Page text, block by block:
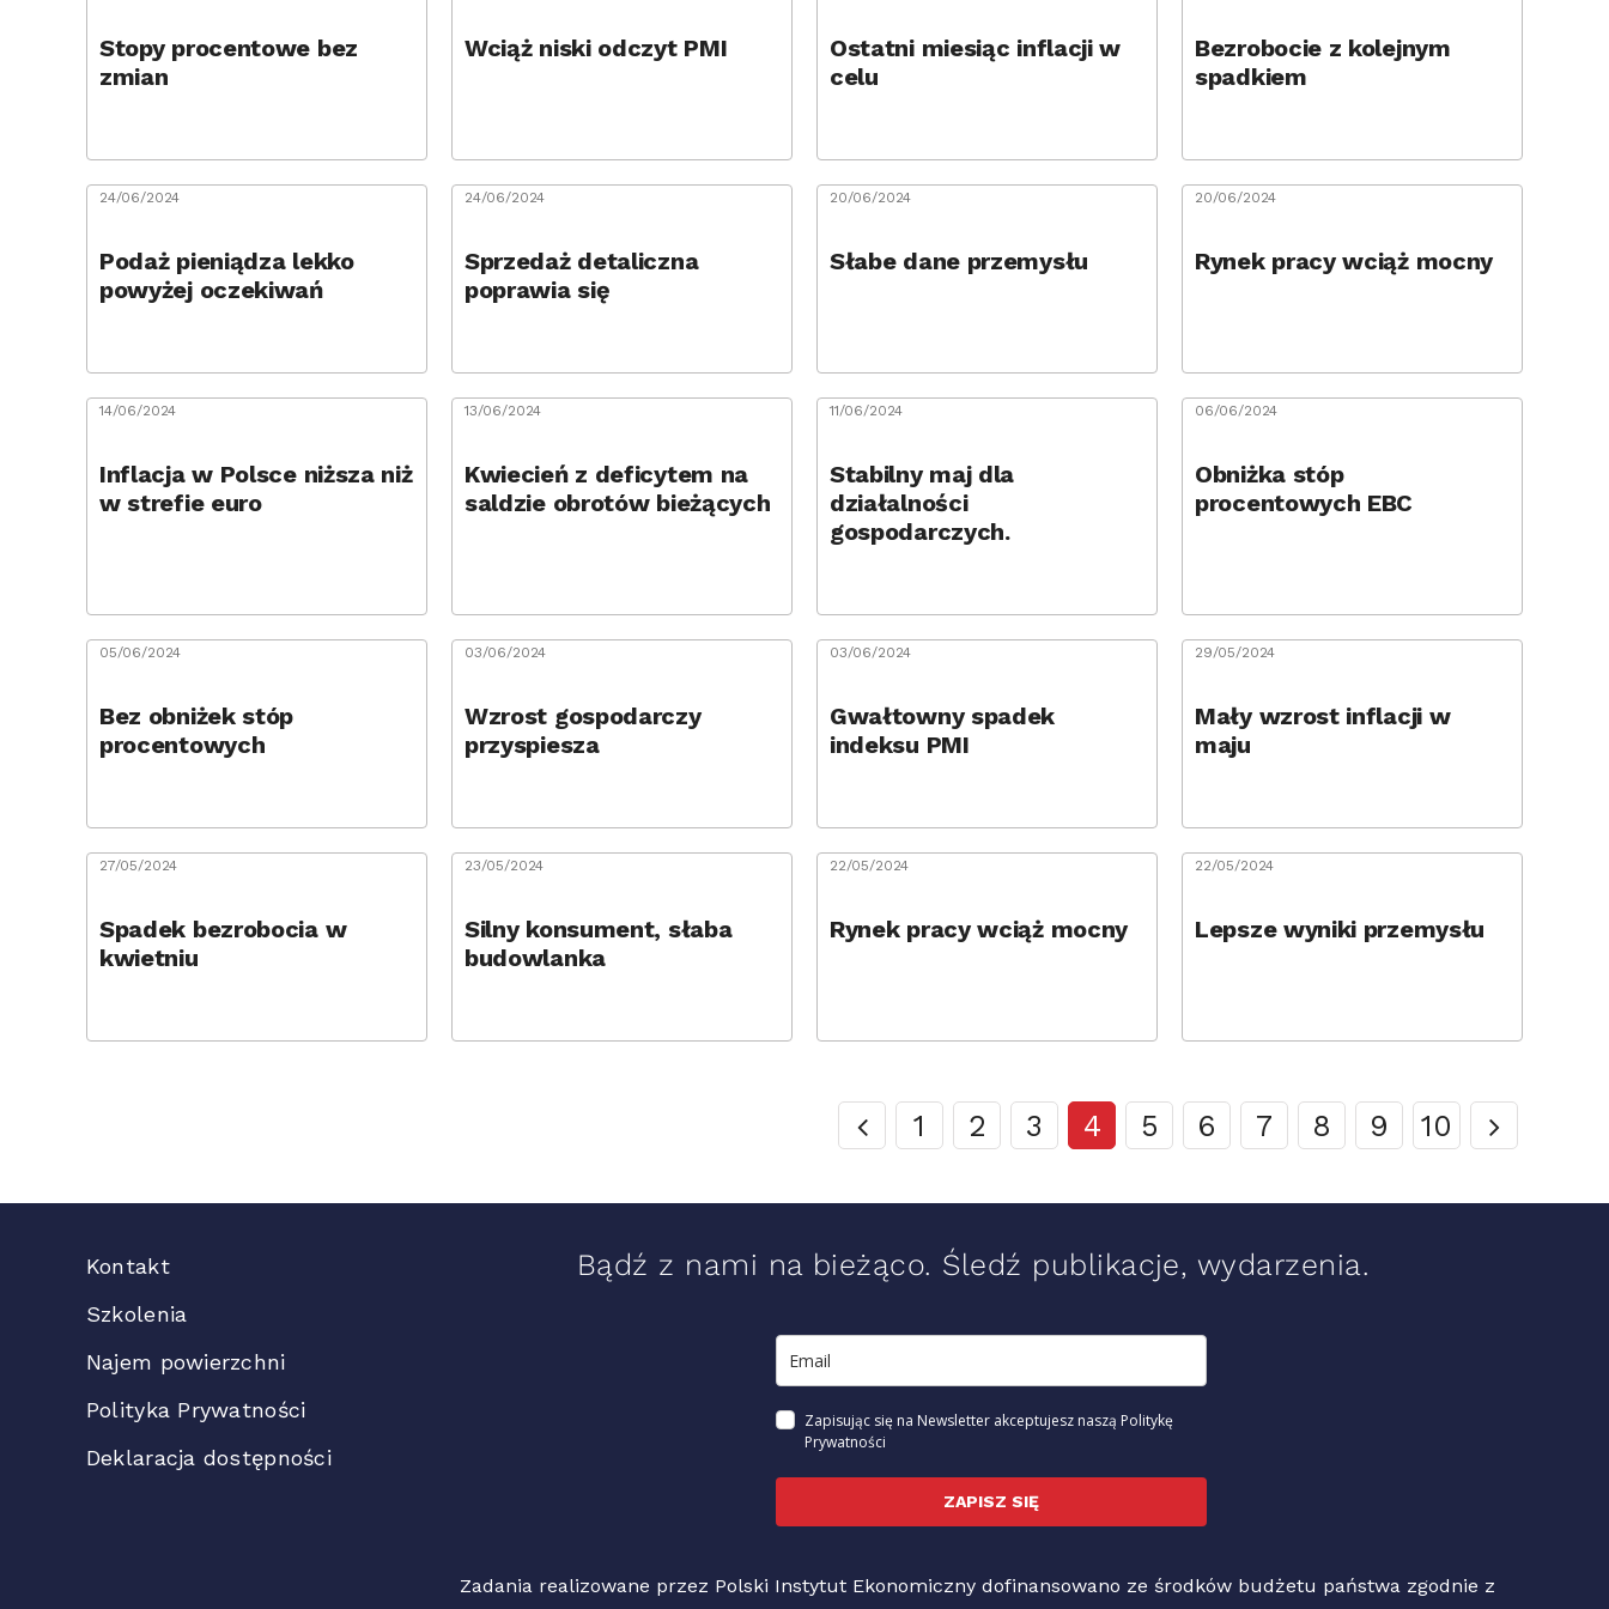
Stopy procentowe bez
zmian
Wciąż niski odczyt PMI
Ostatni miesiąc inflacji w
celu
Bezrobocie z kolejnym
spadkiem
24/06/2024
Podaż pieniądza lekko
powyżej oczekiwań
24/06/2024
Sprzedaż detaliczna
poprawia się
20/06/2024
Słabe dane przemysłu
20/06/2024
Rynek pracy wciąż mocny
14/06/2024
Inflacja w Polsce niższa niż
w strefie euro
13/06/2024
Kwiecień z deficytem na
saldzie obrotów bieżących
11/06/2024
Stabilny maj dla
działalności
gospodarczych.
06/06/2024
Obniżka stóp
procentowych EBC
05/06/2024
Bez obniżek stóp
procentowych
03/06/2024
Wzrost gospodarczy
przyspiesza
03/06/2024
Gwałtowny spadek
indeksu PMI
29/05/2024
Mały wzrost inflacji w
maju
27/05/2024
Spadek bezrobocia w
kwietniu
23/05/2024
Silny konsument, słaba
budowlanka
22/05/2024
Rynek pracy wciąż mocny
22/05/2024
Lepsze wyniki przemysłu
1 2 3 4 5 6 7 8 9 10
Kontakt
Szkolenia
Najem powierzchni
Polityka Prywatności
Deklaracja dostępności
Bądź z nami na bieżąco. Śledź publikacje, wydarzenia.
Zapisując się na Newsletter akceptujesz naszą Politykę
Prywatności
ZAPISZ SIĘ
Zadania realizowane przez Polski Instytut Ekonomiczny dofinansowano ze środków budżetu państwa zgodnie z